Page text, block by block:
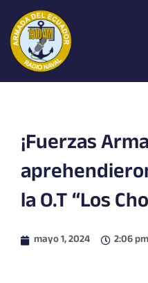
contenido
¡Fuerzas
la O.T “Los
mayo 1, 2024 2:06 pm